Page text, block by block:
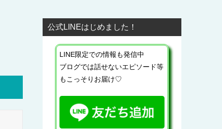
公式LINEはじめました！
LINE限定での情報も発信中
ブログでは話せないエピソード等
もこっそりお届け♡